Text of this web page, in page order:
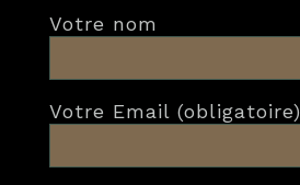
Votre nom
Votre Email (obligatoire)